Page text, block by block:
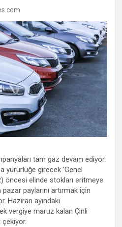
tam gaz devam ediyor.
yürürlüğe girecek ‘Genel
öncesi elinde stokları eritmeye
paylarını artırmak için
Haziran ayındaki
vergiye maruz kalan Çinli
çekiyor.